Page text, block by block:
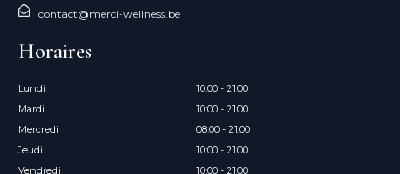
contact@merci-wellness.be
Horaires
Lundi
10:00 - 21:00
Mardi
10:00 - 21:00
Mercredi
08:00 - 21:00
Jeudi
10:00 - 21:00
Vendredi
10:00 - 21:00